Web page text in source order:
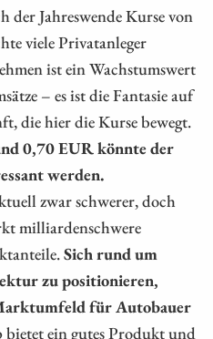
der Jahreswende Kurse von
viele Privatanleger
ist ein Wachstumswert
– es ist die Fantasie auf
die hier die Kurse bewegt.
0,70 EUR könnte der
werden.
zwar schwerer, doch
milliardenschwere
Sich rund um
zu positionieren,
für Autobauer
ein gutes Produkt und